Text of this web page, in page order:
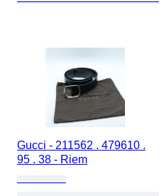
Gucci - 211562 . 479610 .
95 . 38 - Riem